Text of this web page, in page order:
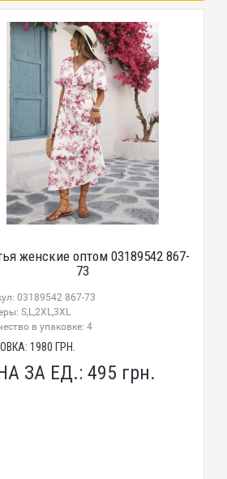
женские оптом 03189542 867-
73
03189542 867-73
S,L,2XL,3XL
в упаковке: 4
1980 ГРН.
ЗА ЕД.:495 грн.